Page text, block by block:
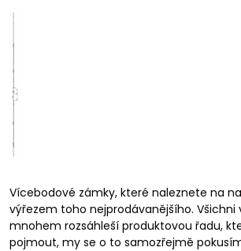
Vícebodové zámky, které naleznete na
výřezem toho nejprodávanějšího. Všichni
mnohem rozsáhleší produktovou řadu,
pojmout, my se o to samozřejmě